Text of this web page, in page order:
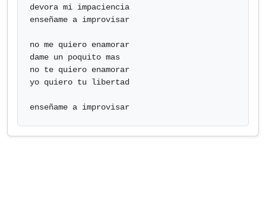
devora mi impaciencia
enseñame a improvisar
no me quiero enamorar
dame un poquito mas
no te quiero enamorar
yo quiero tu libertad
enseñame a improvisar